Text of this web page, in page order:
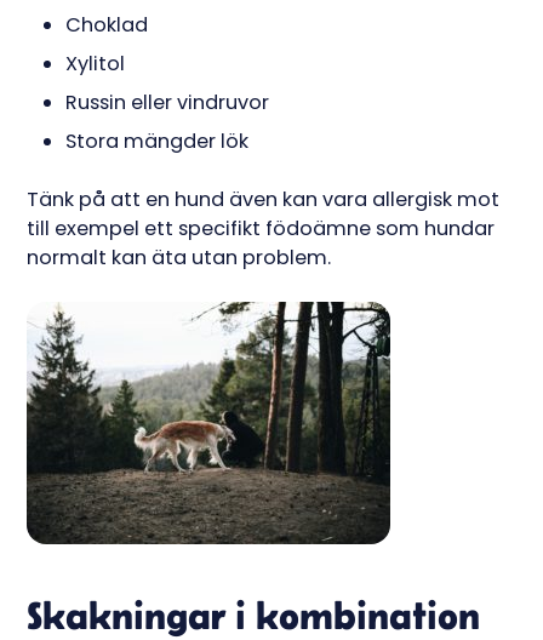
Choklad
Xylitol
Russin eller vindruvor
Stora mängder lök
Tänk på att en hund även kan vara allergisk mot
till exempel ett specifikt födoämne som hundar
normalt kan äta utan problem.
Skakningar i kombination